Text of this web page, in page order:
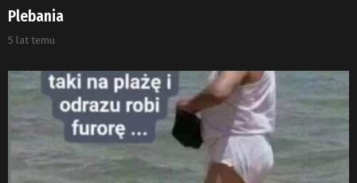
Plebania
5 lat temu